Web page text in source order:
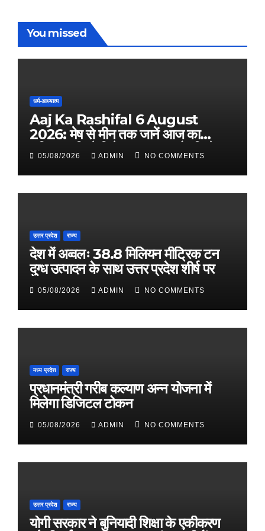
You missed
धर्म-आध्यात्म
Aaj Ka Rashifal 6 August
2026: मेष से मीन तक जानें आज का
राशिफल, किसे मिलेगा धन लाभ और किसे
रहना होगा सतर्क
05/08/2026 ADMIN NO COMMENTS
उत्तर प्रदेश राज्य
देश में अव्वलः 38.8 मिलियन मीट्रिक टन
दुग्ध उत्पादन के साथ उत्तर प्रदेश शीर्ष पर
05/08/2026 ADMIN NO COMMENTS
मध्य प्रदेश राज्य
प्रधानमंत्री गरीब कल्याण अन्न योजना में
मिलेगा डिजिटल टोकन
05/08/2026 ADMIN NO COMMENTS
उत्तर प्रदेश राज्य
योगी सरकार ने बुनियादी शिक्षा के एकीकरण